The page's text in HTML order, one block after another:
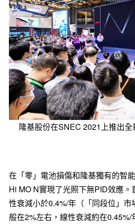
隆基股份在SNEC 2021上推出
在「零」電池損傷和隆基獨有的智
Hi MO N實現了光照下無PID效應
性衰減小於0.4%/年（「同段位」
般在2%左右，線性衰減約在